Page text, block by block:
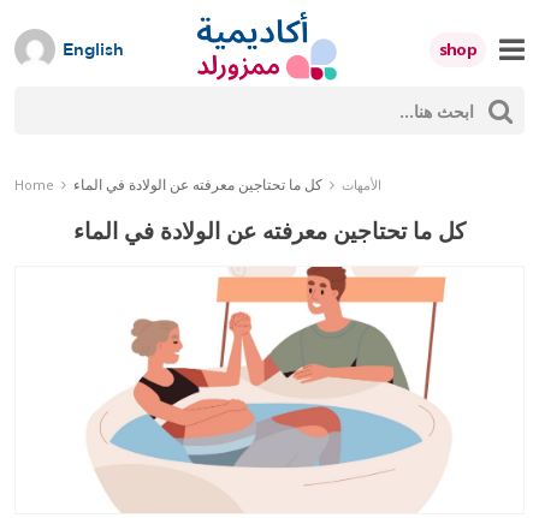
to
content
shop
English
Home الأمهات كل ما تحتاجين معرفته عن الولادة في الماء
كل ما تحتاجين معرفته عن الولادة في الماء